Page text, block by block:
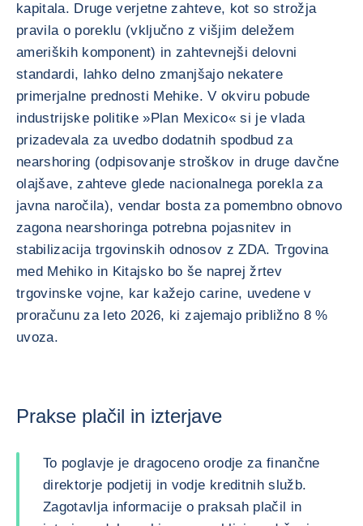
kapitala. Druge verjetne zahteve, kot so strožja
pravila o poreklu (vključno z višjim deležem
ameriških komponent) in zahtevnejši delovni
standardi, lahko delno zmanjšajo nekatere
primerjalne prednosti Mehike. V okviru pobude
industrijske politike »Plan Mexico« si je vlada
prizadevala za uvedbo dodatnih spodbud za
nearshoring (odpisovanje stroškov in druge davčne
olajšave, zahteve glede nacionalnega porekla za
javna naročila), vendar bosta za pomembno obnovo
zagona nearshoringa potrebna pojasnitev in
stabilizacija trgovinskih odnosov z ZDA. Trgovina
med Mehiko in Kitajsko bo še naprej žrtev
trgovinske vojne, kar kažejo carine, uvedene v
proračunu za leto 2026, ki zajemajo približno 8 %
uvoza.
Prakse plačil in izterjave
To poglavje je dragoceno orodje za finančne
direktorje podjetij in vodje kreditnih služb.
Zagotavlja informacije o praksah plačil in